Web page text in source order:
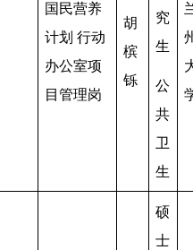
国民营养
计划 行动
办公室项
目管理岗
胡
槟
铄
究
生
公
共
卫
生
硕
士